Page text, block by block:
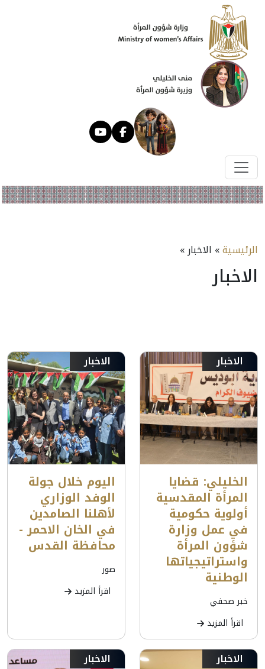
الرئيسية» الاخبار »
الاخبار
الاخبار
الخليلي: قضايا
المرأة المقدسية
أولوية حكومية
في عمل وزارة
شؤون المرأة
واستراتيجياتها
الوطنية
خبر صحفي
اقرأ المزيد
الاخبار
اليوم خلال جولة
الوفد الوزاري
لأهلنا الصامدين
في الخان الاحمر -
محافظة القدس
صور
اقرأ المزيد
الاخبار الاخبار